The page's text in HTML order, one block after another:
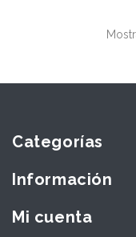
Categorías
Información
Mi cuenta